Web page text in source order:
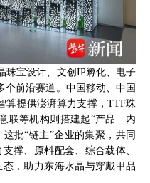
珠宝设计、文创IP孵化、电子
个前沿赛道。中国移动、中国
算提供澎湃算力支撑，TTF珠
联等机构则搭建起“产品—内
批“链主”企业的集聚，共同
撑、原料配套、综合载体、
，助力东海水晶与穿戴甲品